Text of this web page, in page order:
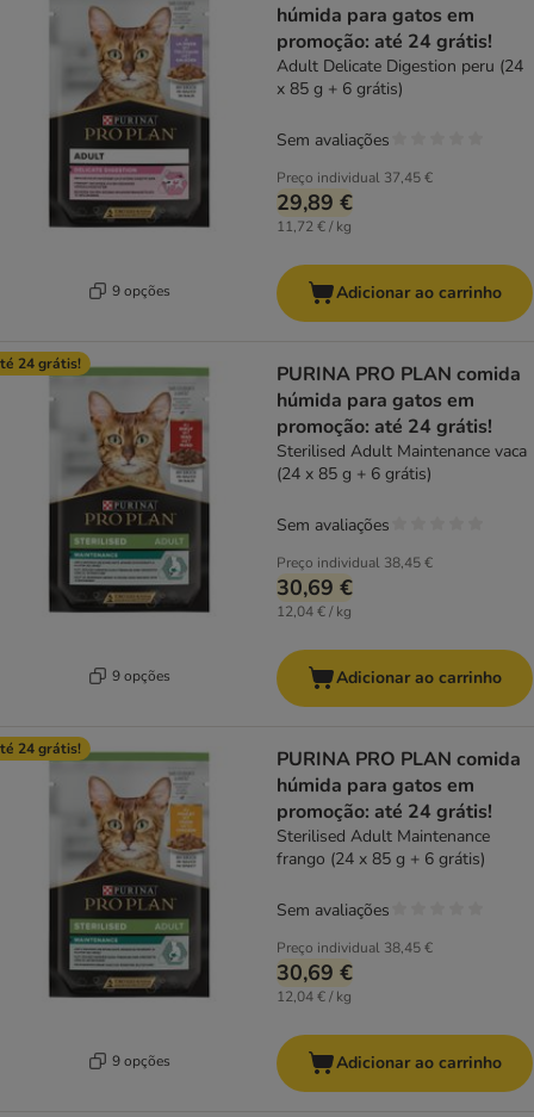
9 opções
húmida para gatos em
promoção: até 24 grátis!
Adult Delicate Digestion peru (24
x 85 g + 6 grátis)
Preço individual 37,45 €
29,89 €
11,72 € / kg
Sem avaliações
Adicionar ao carrinho
24 grátis!
9 opções
PURINA PRO PLAN comida
húmida para gatos em
promoção: até 24 grátis!
Sterilised Adult Maintenance vaca
(24 x 85 g + 6 grátis)
Preço individual 38,45 €
30,69 €
12,04 € / kg
Sem avaliações
Adicionar ao carrinho
24 grátis!
9 opções
PURINA PRO PLAN comida
húmida para gatos em
promoção: até 24 grátis!
Sterilised Adult Maintenance
frango (24 x 85 g + 6 grátis)
Preço individual 38,45 €
30,69 €
12,04 € / kg
Sem avaliações
Adicionar ao carrinho